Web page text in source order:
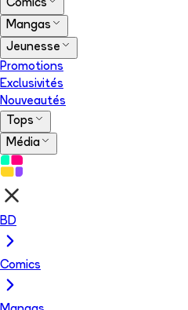
Comics
Mangas
Jeunesse
Promotions
Exclusivités
Nouveautés
Tops
Média
BD
Comics